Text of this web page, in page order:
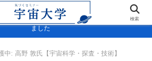
標準(決定版)」に宇宙大学・宇宙検定が掲載され
ました
中: 高野 敦氏【宇宙科学・探査・技術】
検索